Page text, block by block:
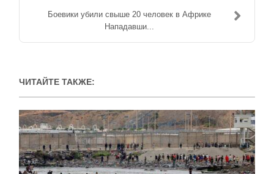
Боевики убили свыше 20 человек в Африке
Нападавши...
ЧИТАЙТЕ ТАКЖЕ: